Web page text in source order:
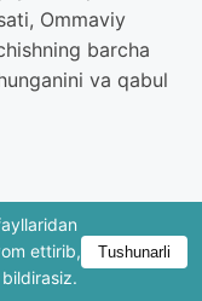
Ommaviy
barcha
va qabul
kirish
ettirib,
Tushunarli